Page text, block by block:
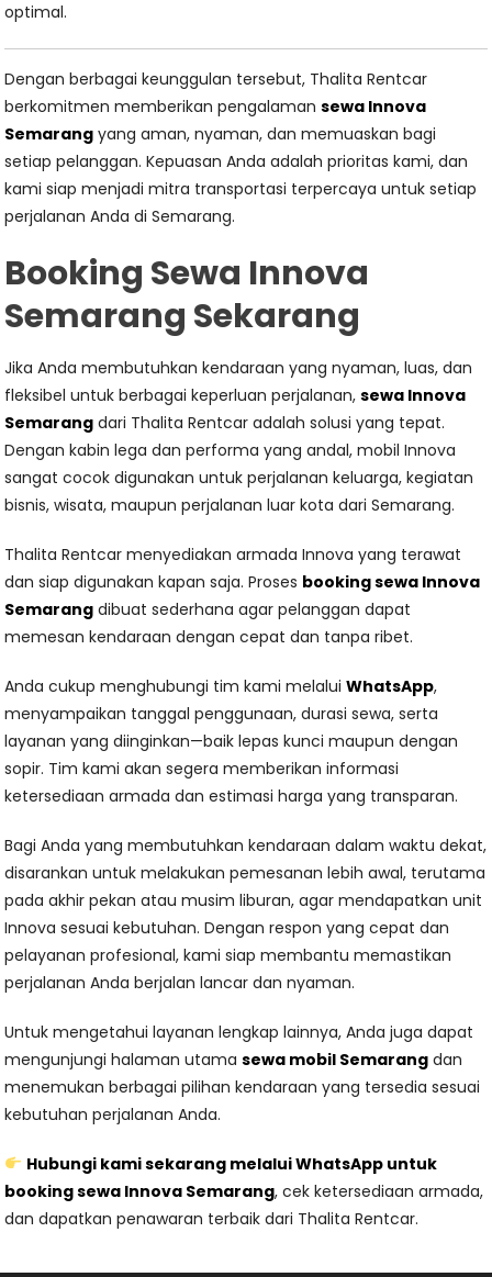
optimal.
Dengan berbagai keunggulan tersebut, Thalita Rentcar
berkomitmen memberikan pengalamansewa Innova
Semarang yang aman, nyaman, dan memuaskan bagi
setiap pelanggan. Kepuasan Anda adalah prioritas kami, dan
kami siap menjadi mitra transportasi terpercaya untuk setiap
perjalanan Anda di Semarang.
Booking Sewa Innova
Semarang Sekarang
Jika Anda membutuhkan kendaraan yang nyaman, luas, dan
fleksibel untuk berbagai keperluan perjalanan,sewa Innova
Semarang dari Thalita Rentcar adalah solusi yang tepat.
Dengan kabin lega dan performa yang andal, mobil Innova
sangat cocok digunakan untuk perjalanan keluarga, kegiatan
bisnis, wisata, maupun perjalanan luar kota dari Semarang.
Thalita Rentcar menyediakan armada Innova yang terawat
dan siap digunakan kapan saja. Proses booking sewa Innova
Semarang dibuat sederhana agar pelanggan dapat
memesan kendaraan dengan cepat dan tanpa ribet.
Anda cukup menghubungi tim kami melaluiWhatsApp,
menyampaikan tanggal penggunaan, durasi sewa, serta
layanan yang diinginkan—baik lepas kunci maupun dengan
sopir. Tim kami akan segera memberikan informasi
ketersediaan armada dan estimasi harga yang transparan.
Bagi Anda yang membutuhkan kendaraan dalam waktu dekat,
disarankan untuk melakukan pemesanan lebih awal, terutama
pada akhir pekan atau musim liburan, agar mendapatkan unit
Innova sesuai kebutuhan. Dengan respon yang cepat dan
pelayanan profesional, kami siap membantu memastikan
perjalanan Anda berjalan lancar dan nyaman.
Untuk mengetahui layanan lengkap lainnya, Anda juga dapat
mengunjungi halaman utamasewa mobil Semarang dan
menemukan berbagai pilihan kendaraan yang tersedia sesuai
kebutuhan perjalanan Anda.
Hubungi kami sekarang melaluiWhatsApp untuk
booking sewa Innova Semarang, cek ketersediaan armada,
dan dapatkan penawaran terbaik dari Thalita Rentcar.